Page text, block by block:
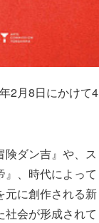
2月8日にかけて4
ダン吉』や、ス
、時代によって
元に創作される新
会が形成されて